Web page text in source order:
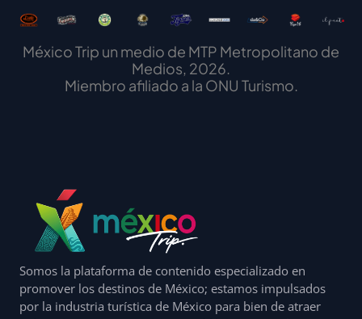
México Trip un medio de MTP Metropolitano de
Medios, 2026.
Miembro afiliado a la ONU Turismo.
Somos la plataforma de contenido especializado en
promover los destinos de México; estamos impulsados
por la industria turística de México para bien de atraer